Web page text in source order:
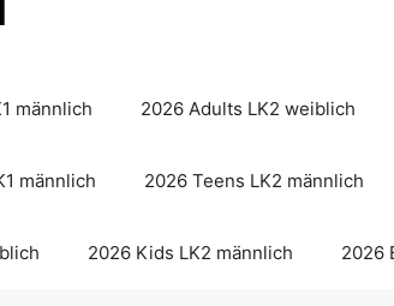
männlich 2026 Adults LK2 weiblich
männlich 2026 Teens LK2 männlich
2026 Kids LK2 männlich 2026